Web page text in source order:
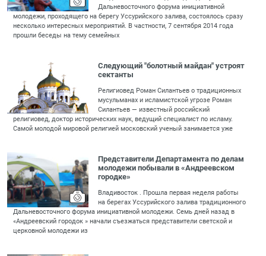
Дальневосточного форума инициативной
молодежи, проходящего на берегу Уссурийского залива, состоялось сразу
несколько интересных мероприятий. В частности, 7 сентября 2014 года
прошли беседы на тему семейных
Следующий "болотный майдан" устроят
сектанты
Религиовед Роман Силантьев о традиционных
мусульманах и исламистской угрозе Роман
Силантьев — известный российский
религиовед, доктор исторических наук, ведущий специалист по исламу.
Самой молодой мировой религией московский ученый занимается уже
Представители Департамента по делам
молодежи побывали в «Андреевском
городке»
Владивосток . Прошла первая неделя работы
на берегах Уссурийского залива традиционного
Дальневосточного форума инициативной молодежи. Семь дней назад в
«Андреевский городок » начали съезжаться представители светской и
церковной молодежи из